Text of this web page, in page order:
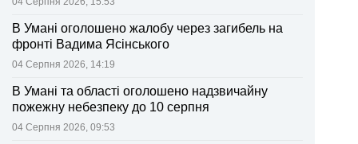
В Умані оголошено жалобу через загибель на
фронті Вадима Ясінського
04 Серпня 2026, 14:19
В Умані та області оголошено надзвичайну
пожежну небезпеку до 10 серпня
04 Серпня 2026, 09:53